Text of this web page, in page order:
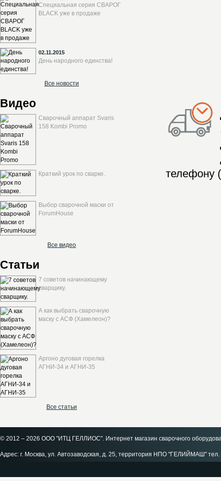
Специальная серия СВАРОГ
BLACK уже в продаже
02.11.2015
День народного единства!
Все новости
Видео
Сварочный аппарат Svaris
158 Kombi Promo
Краткий урок по сварке.
Выбор сварочной маски от
ForumHouse
Все видео
Статьи
7 советов начинающему
сварщику.
А как выбрать сварочную
маску с АСФ (Хамелеон)?
Аргоно дуговая горелка
АГНИ-34 и АГНИ-35
Все статьи
телефону
© 2012 – 2026 ООО "ИТЦ ГЕЛЛИОС". Интернет магазин сварочного
Адрес: г. Москва, ул. Автозаводская, д. 25, территория НПО "ГЕЛИЙМАШ"